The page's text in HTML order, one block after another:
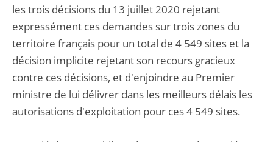
les trois décisions du 13 juillet 2020 rejetant
expressément ces demandes sur trois zones du
territoire français pour un total de 4 549 sites et la
décision implicite rejetant son recours gracieux
contre ces décisions, et d'enjoindre au Premier
ministre de lui délivrer dans les meilleurs délais les
autorisations d'exploitation pour ces 4 549 sites.